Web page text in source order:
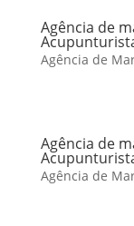
Agência de
Agência de
Agência de
Agência de